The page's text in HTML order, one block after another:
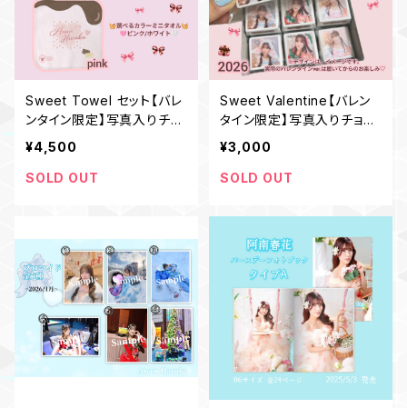
Sweet Towel セット【バレ
ンタイン限定】写真入りチョ
コレート3個セット＋ミニタ
オル
¥4,500
SOLD OUT
Sweet Valentine【バレン
タイン限定】写真入りチョコ
レート3個セット｜ポストカ
ード付き
¥3,000
SOLD OUT